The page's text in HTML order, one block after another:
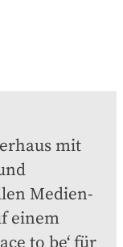
mit
Medien-
einem